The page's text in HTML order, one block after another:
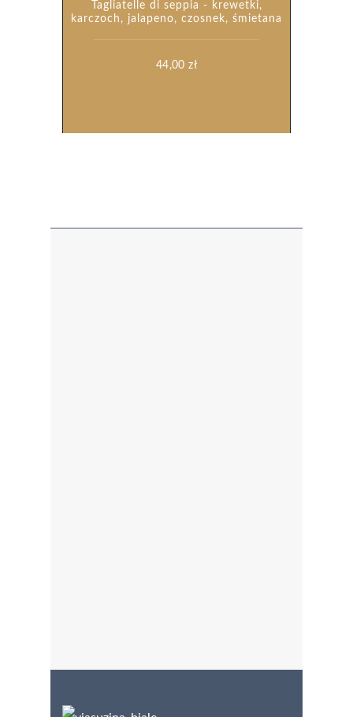
Tagliatelle di seppia - krewetki,
karczoch, jalapeno, czosnek, śmietana
44,00zł